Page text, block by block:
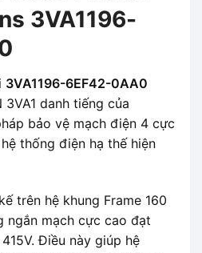
3VA1196-
3VA1196-6EF42-0AA0
3VA1 danh tiếng của
bảo vệ mạch điện 4 cực
thống điện hạ thế hiện
trên hệ khung Frame 160
ngắn mạch cực cao đạt
Điều này giúp hệ